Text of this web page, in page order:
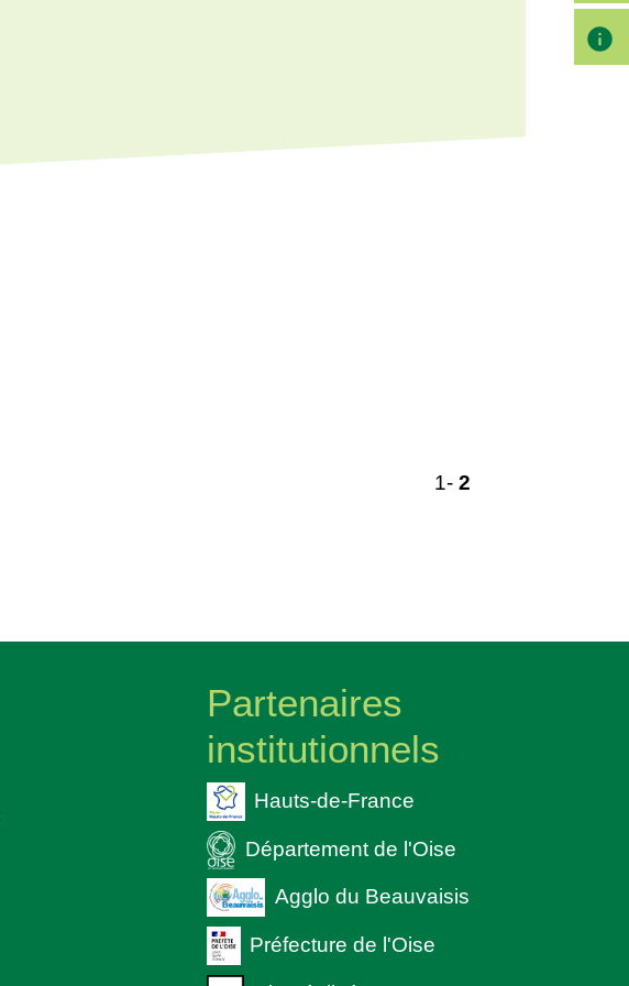
1- 2
info
Partenaires
institutionnels
Hauts-de-France
Département de l'Oise
Agglo du Beauvaisis
Préfecture de l'Oise